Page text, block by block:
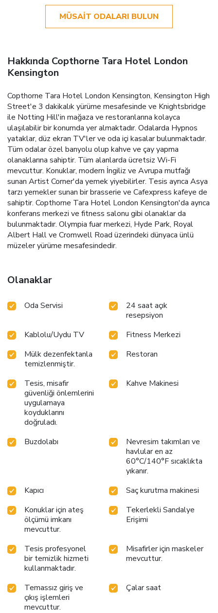
MÜSAIT ODALARI BULUN
Hakkında Copthorne Tara Hotel London
Kensington
Copthorne Tara Hotel London Kensington, Kensington High
Street'e 3 dakikalık yürüme mesafesinde ve Knightsbridge
ile Notting Hill'in mağaza ve restoranlarına kolayca
ulaşılabilir bir konumda yer almaktadır. Odalarda Hypnos
yataklar, düz ekran TV'ler ve oda içi kasalar bulunmaktadır.
Tüm odalar özel banyolu olup kahve ve çay yapma
olanaklarına sahiptir. Tüm alanlarda ücretsiz Wi-Fi
mevcuttur. Konuklar, modern İngiliz ve Avrupa mutfağı
sunan Artist Corner'da yemek yiyebilirler. Tesis ayrıca Asya
tarzı yemekler sunan bir brasserie ve Cafexpress kafeye de
sahiptir. Copthorne Tara Hotel London Kensington'da ayrıca
konferans merkezi ve fitness salonu gibi olanaklar da
bulunmaktadır. Olympia fuar merkezi, Hyde Park, Royal
Albert Hall ve Cromwell Road üzerindeki dünyaca ünlü
müzeler yürüme mesafesindedir.
Olanaklar
Oda Servisi
24 saat açık
resepsiyon
Kablolu/Uydu TV
Fitness Merkezi
Mülk dezenfektanla
temizlenmiştir.
Restoran
Tesis, misafir
güvenliği önlemlerini
uygulamaya
koyduklarını
doğruladı.
Kahve Makinesi
Buzdolabı
Nevresim takımları ve
havlular en az
60°C/140°F sıcaklıkta
yıkanır.
Kapıcı
Saç kurutma makinesi
Konuklar için ateş
ölçümü imkanı
mevcuttur.
Tekerlekli Sandalye
Erişimi
Tesis profesyonel
bir temizlik hizmeti
kullanmaktadır.
Misafirler için maskeler
mevcuttur.
Temassız giriş ve
çıkış işlemleri
mevcuttur.
Çalar saat